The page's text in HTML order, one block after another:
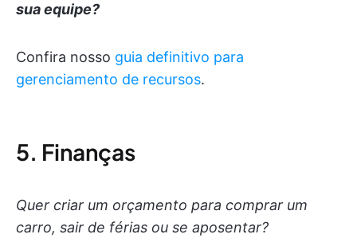
sua equipe?
Confira nosso guia definitivo para
gerenciamento de recursos.
5. Finanças
Quer criar um orçamento para comprar um
carro, sair de férias ou se aposentar?